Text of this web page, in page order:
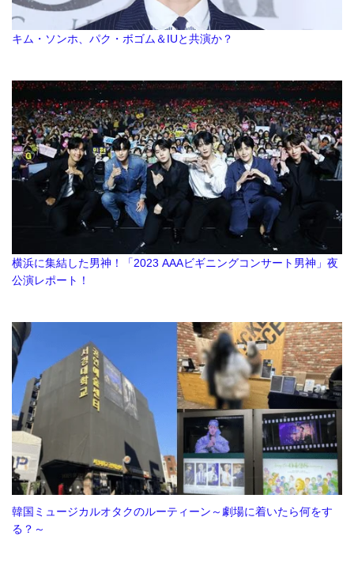
キム・ソンホ、パク・ボゴム＆IUと共演か？
横浜に集結した男神！「2023 AAAビギニングコンサート男神」夜
公演レポート！
韓国ミュージカルオタクのルーティーン～劇場に着いたら何をす
る？～